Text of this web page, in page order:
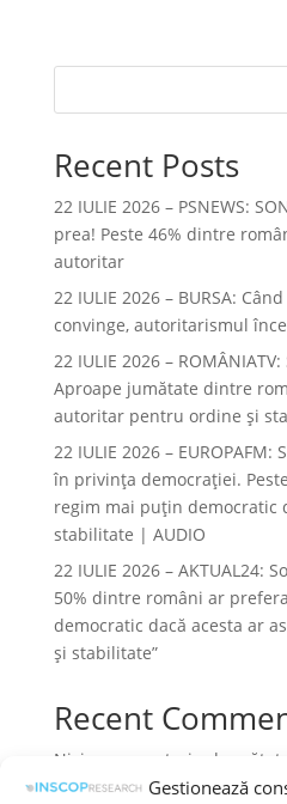
Gestionează
Recent Posts
22 IULIE 2026 – PSNEWS:
prea! Peste 46% dintre
autoritar
22 IULIE 2026 – BURSA:
convinge, autoritarismul
22 IULIE 2026 –
Aproape jumătate dintre
autoritar pentru ordine și
22 IULIE 2026 –
în privința democrației.
regim mai puțin democratic
stabilitate | AUDIO
22 IULIE 2026 – AKTUAL24:
50% dintre români ar
democratic dacă acesta ar
și stabilitate”
Recent
Niciun comentariu de arătat.